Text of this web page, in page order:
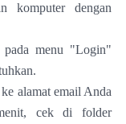
komputer dengan
pada menu "Login"
alamat email Anda
cek di folder